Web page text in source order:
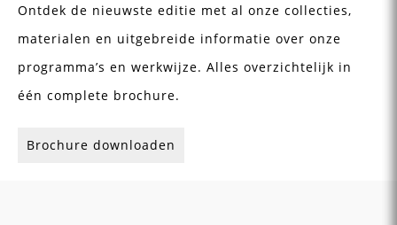
Ontdek de nieuwste editie met al onze collecties,
materialen en uitgebreide informatie over onze
programma’s en werkwijze. Alles overzichtelijk in
één complete brochure.
Brochure downloaden